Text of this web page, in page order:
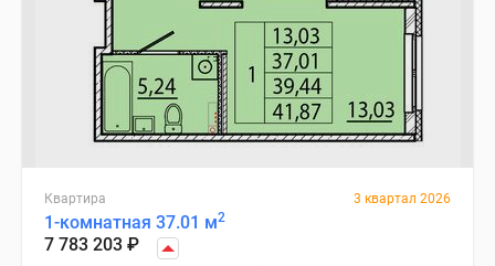
Квартира 3 квартал 2026
1-комнатная 37.01 м2
7 783 203 ₽